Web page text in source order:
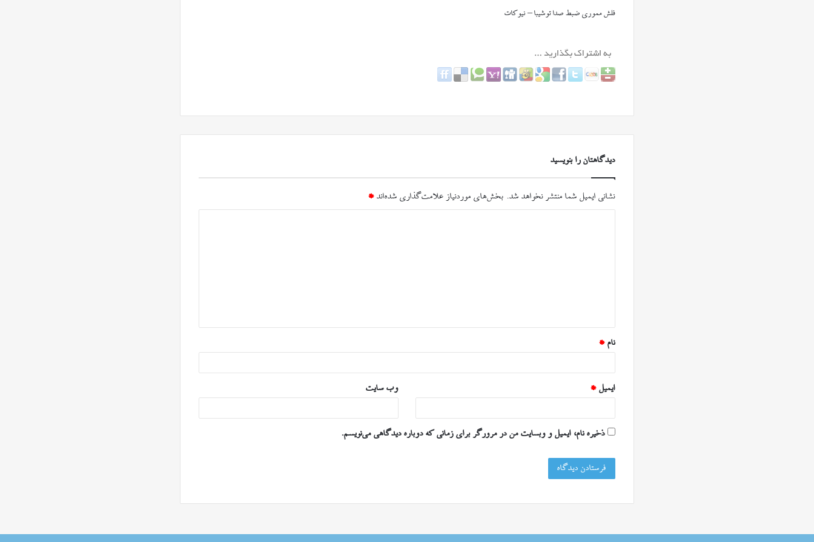
فلش مموری ضبط صدا توشیبا – نیوکات
دیدگاهتان را بنویسید
نشانی ایمیل شما منتشر نخواهد شد. بخش‌های موردنیاز علامت‌گذاری شده‌اند *
*
نام *
ایمیل * وب‌ سایت
ذخیره نام، ایمیل و وبسایت من در مرورگر برای زمانی که دوباره دیدگاهی می‌نویسم.